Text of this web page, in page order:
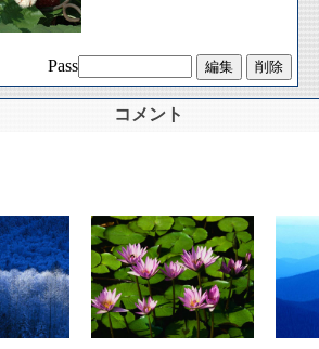
Pass
コメント